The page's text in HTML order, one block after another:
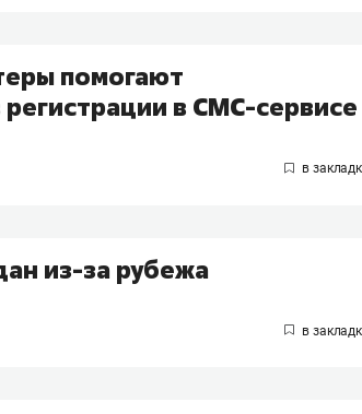
помогают
в СМС-сервисе
из-за рубежа